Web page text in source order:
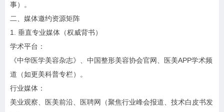
事）。
二、媒体邀约资源矩阵
1. 垂直专业媒体（权威背书）
学术平台：
《中华医学美容杂志》、中国整形美容协会官网、医美APP学术频
道（如更美科普专栏）。
行业媒体：
美业观察、医美前沿、医聘网（聚焦行业峰会报道、技术白皮书发